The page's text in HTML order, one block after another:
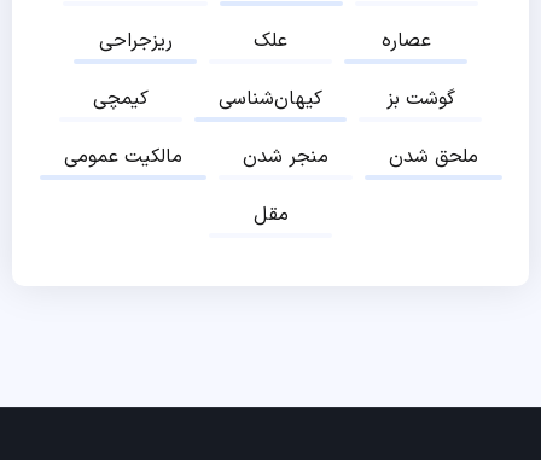
ریزجراحی
علک
عصاره
کیمچی
کیهان‌شناسی
گوشت بز
مالکیت عمومی
منجر شدن
ملحق شدن
مقل